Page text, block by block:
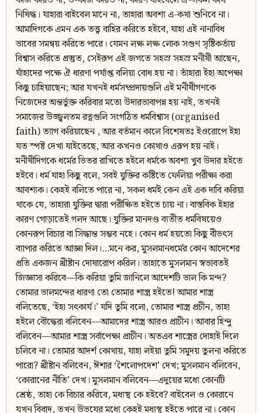
নিষিদ্ধ। যাহারা বাইবেল মানে না, তাহারা অবশ্য এ-কথা শুনিবে না।
আমাদিগকে এমন এক তত্ত্ব বাহির করিতে হইবে, যাহা এই নানাবিধ
ভাবের সমন্বয় করিতে পারে। যেমন লক্ষ লক্ষ লোক সগুণ সৃষ্টিকর্তায়
বিশ্বাস করিতে প্রস্তুত, সেইরূপ এই জগতে সহস্র সহস্র মনীষী আছেন,
যাঁহাদের পক্ষে ঐ ধারণা পর্যাপ্ত বলিয়া বোধ হয় না। তাঁহারা ইহা অপেক্ষা
কিছু চাহিয়াছেন; আর যখনই ধর্মসম্প্রদায়গুলি এই মনীষীগণকে
নিজেদের অন্তর্ভুক্ত করিবার মতো উদারভাবাপন্ন হয় নাই, তখনই
সমাজের উজ্জ্বলতম রত্নগুলি সংগঠিত ধর্মবিশ্বাস (organised
faith) ত্যাগ করিয়াছেন , আর বর্তমান কালে বিশেষতঃ ইওরোপে ইহা
যত স্পষ্ট দেখা যাইতেছে, আর কখনও কোথাও এরূপ হয় নাই।
মনীষীদিগকে ধর্মের ভিতর রাখিতে হইলে ধর্মকে অবশ্য খুব উদার হইতে
হইবে। ধর্ম যাহা কিছু বলে, সবই যুক্তির কষ্টিতে ফেলিয়া পরীক্ষা করা
আবশ্যক। কেহই বলিতে পারে না, সকল ধর্মই কেন এই এক দাবি করিয়া
থাকে যে, তাহারা যুক্তির দ্বারা পরীক্ষিত হইতে চায় না। বাস্তবিক ইহার
কারণ গোড়াতেই গলদ আছে। যুক্তির মানদণ্ড ব্যতীত ধর্মবিষয়েও
কোনরূপ বিচার বা সিদ্ধান্ত সম্ভব নহে। কোন ধর্ম হয়তো কিছু বীভৎস
ব্যাপার করিতে আজ্ঞা দিল।…মনে কর, মুসলমানধর্মের কোন আদেশের
প্রতি একজন খ্রীষ্টান দোষারোপ করিল। তাহাতে মুসলমান স্বভাবতই
জিজ্ঞাসা করিবে—কি করিয়া তুমি জানিলে আদেশটি ভাল কি মন্দ?
তোমার ভালমন্দের ধারণা তো তোমার শাস্ত্র হইতে! আমার শাস্ত্র
বলিতেছে, ‘ইহা সৎকার্য।’ যদি তুমি বলো, তোমার শাস্ত্র প্রচীন, তাহা
হইলে বৌদ্ধেরা বলিবেন—আমাদের শাস্ত্র আরও প্রাচীন। আবার হিন্দু
বলিবেন—আমার শাস্ত্র সর্বাপেক্ষা প্রাচীন। অতএব শাস্ত্রের দোহাই দিলে
চলিবে না। তোমার আদর্শ কোথায়, যাহা লইয়া তুমি সমুদয় তুলনা করিতে
পারো? খ্রীষ্টান বলিবেন, ঈশার ‘শৈলোপদেশ’ দেখ; মুসলমান বলিবেন,
‘কোরানের নীতি’ দেখ। মুসলমান বলিবেন—এদুয়ের মধ্যে কোনটি
শ্রেষ্ঠ, তাহা কে বিচার করিবে, মধ্যস্থ কে হইবে? বাইবেল ও কোরানে
যখন বিবাদ, তখন উভযের মধ্যে কেহই মধ্যস্থ হইতে পারে না। কোন